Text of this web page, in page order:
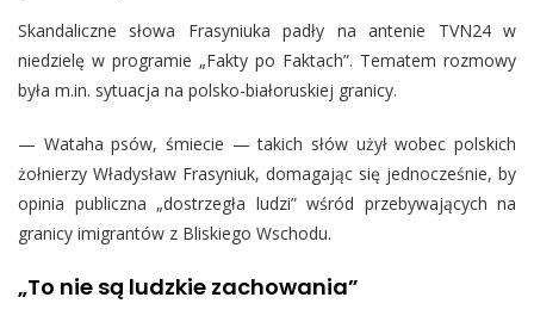
Skandaliczne słowa Frasyniuka padły na antenie TVN24 w
niedzielę w programie „Fakty po Faktach”. Tematem rozmowy
była m.in. sytuacja na polsko-białoruskiej granicy.
— Wataha psów, śmiecie — takich słów użył wobec polskich
żołnierzy Władysław Frasyniuk, domagając się jednocześnie, by
opinia publiczna „dostrzegła ludzi” wśród przebywających na
granicy imigrantów z Bliskiego Wschodu.
„To nie są ludzkie zachowania”